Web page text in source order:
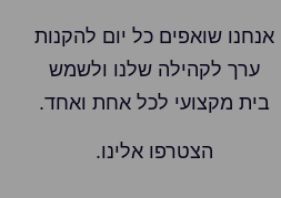
אנחנו שואפים כל יום להקנות
ערך לקהילה שלנו ולשמש
בית מקצועי לכל אחת ואחד.
הצטרפו אלינו.